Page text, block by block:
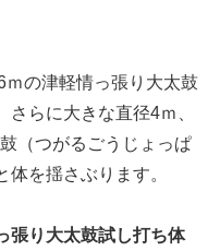
の津軽情っ張り大太鼓
さらに大きな直径4ｍ、
（つがるごうじょっぱ
を揺さぶります。
張り大太鼓試し打ち体